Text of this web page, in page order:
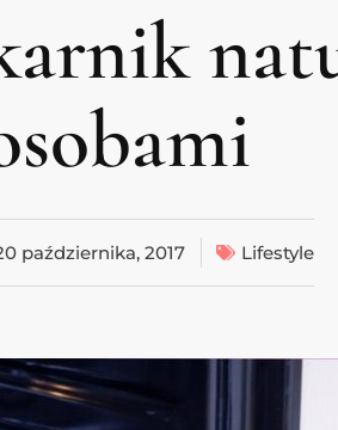
października, 2017 Lifestyle